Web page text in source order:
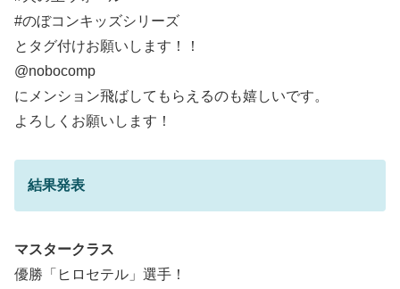
#のぼコンキッズシリーズ
とタグ付けお願いします！！
@nobocomp
にメンション飛ばしてもらえるのも嬉しいです。
よろしくお願いします！
結果発表
マスタークラス
優勝「ヒロセテル」選手！